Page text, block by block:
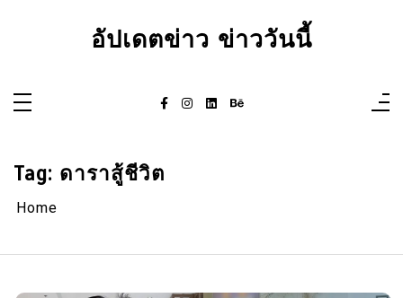
อัปเดตข่าว ข่าววันนี้
Tag: ดาราสู้ชีวิต
Home